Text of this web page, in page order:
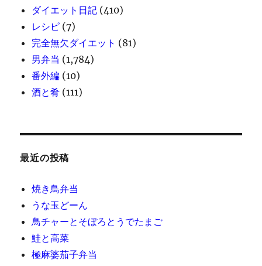
ダイエット日記 (410)
レシピ (7)
完全無欠ダイエット (81)
男弁当 (1,784)
番外編 (10)
酒と肴 (111)
最近の投稿
焼き鳥弁当
うな玉どーん
鳥チャーとそぼろとうでたまご
鮭と高菜
極麻婆茄子弁当